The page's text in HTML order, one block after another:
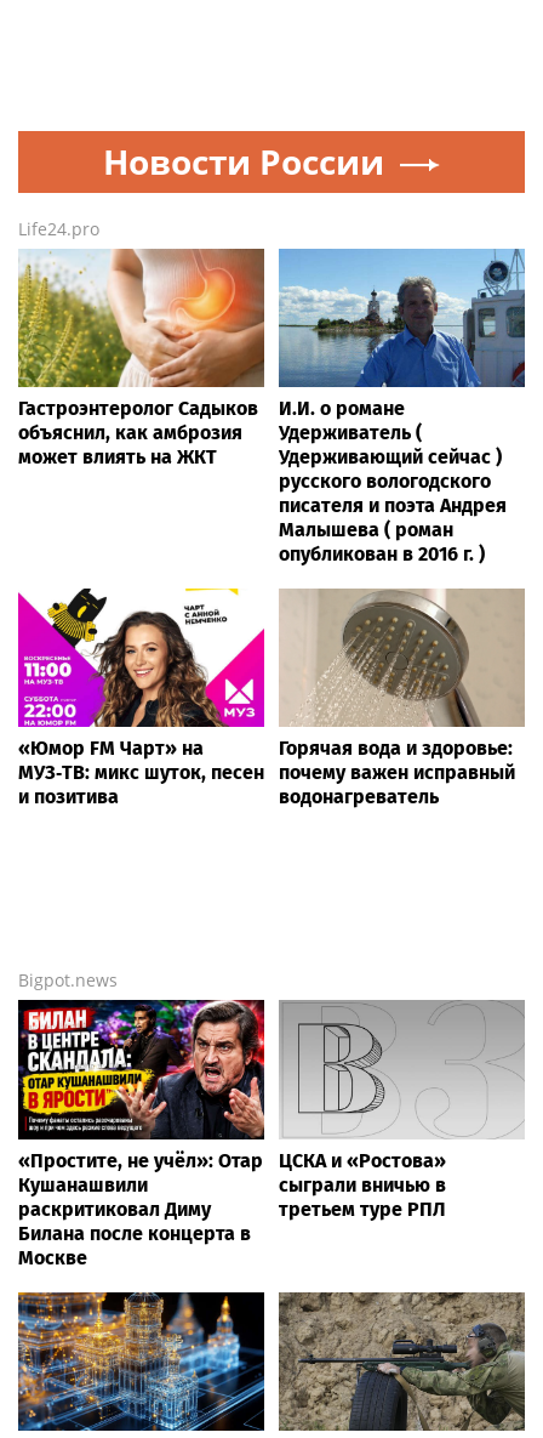
Новости России
Life24.pro
Гастроэнтеролог Садыков
объяснил, как амброзия
может влиять на ЖКТ
И.И. о романе
Удерживатель (
Удерживающий сейчас )
русского вологодского
писателя и поэта Андрея
Малышева ( роман
опубликован в 2016 г. )
«Юмор FM Чарт» на
МУЗ‑ТВ: микс шуток, песен
и позитива
Горячая вода и здоровье:
почему важен исправный
водонагреватель
Bigpot.news
«Простите, не учёл»: Отар
Кушанашвили
раскритиковал Диму
Билана после концерта в
Москве
ЦСКА и «Ростова»
сыграли вничью в
третьем туре РПЛ